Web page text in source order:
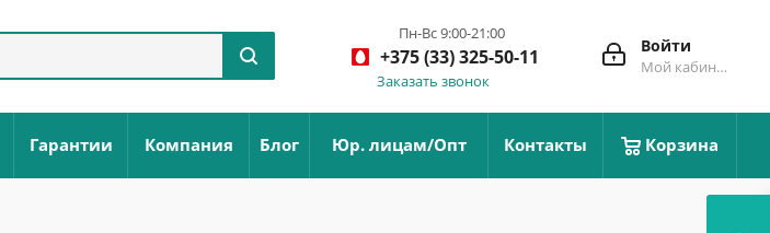
Войти
Мой кабинет
Пн-Вс 9:00-21:00
+375 (33) 325-50-11
Заказать звонок
Гарантии Компания Блог Юр. лицам/Опт Контакты Корзина